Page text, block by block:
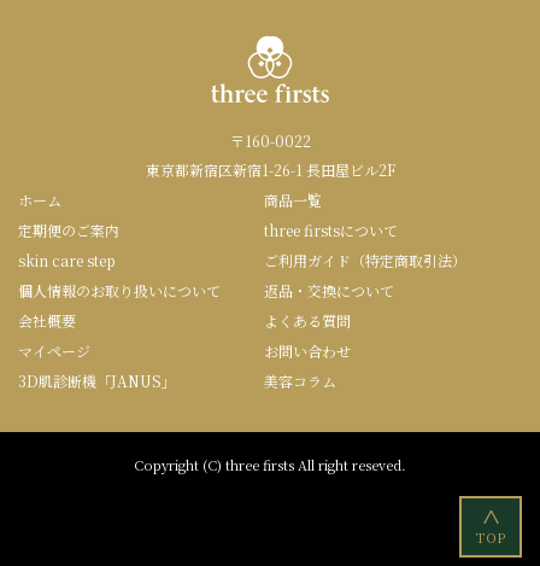
〒160-0022
東京都新宿区新宿1-26-1 長田屋ビル2F
ホーム
商品一覧
定期便のご案内
three firstsについて
skin care step
ご利用ガイド（特定商取引法）
個人情報のお取り扱いについて
返品・交換について
会社概要
よくある質問
マイページ
お問い合わせ
3D肌診断機「JANUS」
美容コラム
Copyright (C) three firsts All right reseved.
<
TOP